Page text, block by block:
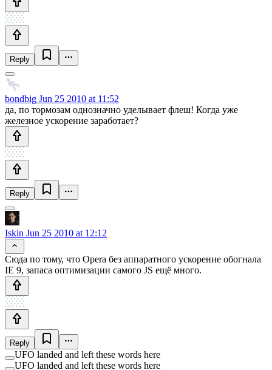
Reply
bondbig Jun 25 2010 at 11:52
да, по тормозам однозначно уделывает флеш! Когда уже
железное ускорение заработает?
Reply
Iskin Jun 25 2010 at 12:12
Сюда по тому, что Opera без аппаратного ускорение обогнала
IE 9, запаса оптимизации самого JS ещё много.
Reply
UFO landed and left these words here
UFO landed and left these words here